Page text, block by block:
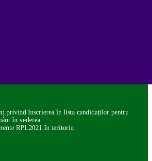
privind înscrierea în lista candidaților pentru
în vederea
RPL2021 în teritoriu